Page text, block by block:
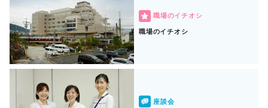
職場のイチオシ
職場のイチオシ
座談会